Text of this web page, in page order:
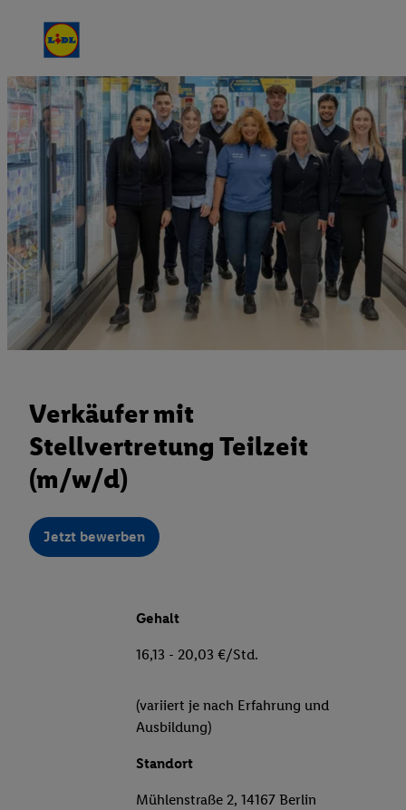
Verkäufer mit
Stellvertretung Teilzeit
(m/w/d)
Jetzt bewerben
Gehalt
16,13 - 20,03 €/Std.
(variiert je nach Erfahrung und
Ausbildung)
Standort
Mühlenstraße 2, 14167 Berlin